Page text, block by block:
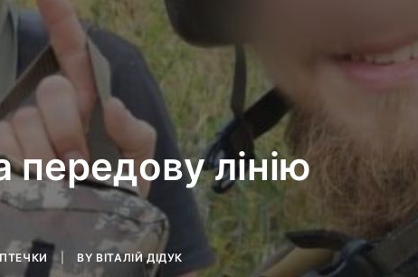
передову лінію
BYВІТАЛІЙ ДІДУК